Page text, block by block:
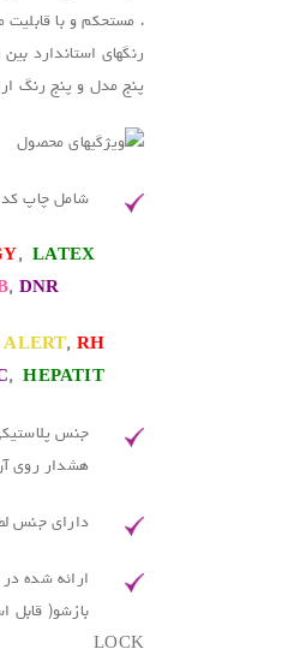
، مستحکم و با قابلیت
رنگهای استاندارد
پنج مدل و پنج رنگ
شامل چاپ کد
,LATEX
, DNR
, RH
,HEPATIT
جنس
هشدار روی
دارای جنس
ارائه شده
بازشو( قابل
LOCK